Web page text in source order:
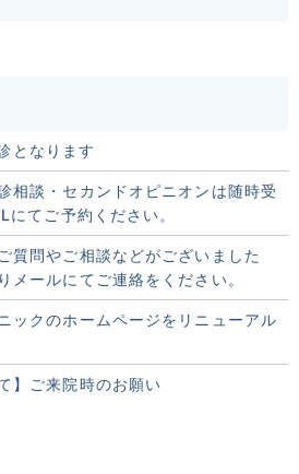
となります
相談・セカンドオピニオンは随時受
にてご予約ください。
質問やご相談などがございました
メールにてご連絡をください。
ックのホームページをリニューアル
】ご来院時のお願い